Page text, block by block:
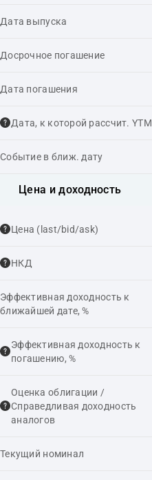
Дата выпуска
Досрочное погашение
Дата погашения
Дата, к которой рассчит. YTM
Событие в ближ. дату
Цена и доходность
Цена (last/bid/ask)
НКД
Эффективная доходность к
ближайшей дате, %
Эффективная доходность к
погашению, %
Оценка облигации /
Справедливая доходность
аналогов
Текущий номинал